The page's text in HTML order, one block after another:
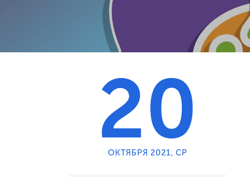
20
ОКТЯБРЯ 2021, СР